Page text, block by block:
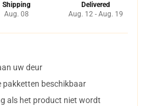
Shipping
Aug. 08
Delivered
Aug. 12 - Aug. 19
uw deur
pakketten beschikbaar
als het product niet wordt